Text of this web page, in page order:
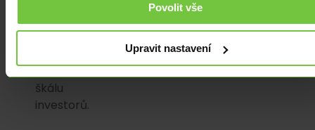
Povolit vše
Upravit nastavení
snadný
širokou
škálu
investorů.